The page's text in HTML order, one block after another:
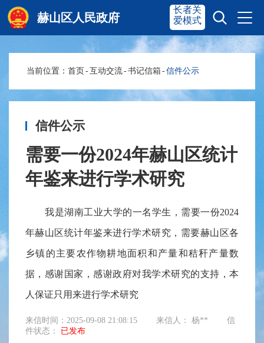
赫山区人民政府
赫山首页 奋进赫山
政务要闻
信息公开 政务服务
互动交流
长者关
爱模式
当前位置： 首页 -互动交流-书记信箱-信件公示
信件公示
需要一份2024年赫山区统计
年鉴来进行学术研究
我是湖南工业大学的一名学生，需要一份2024
年赫山区统计年鉴来进行学术研究，需要赫山区各
乡镇的主要农作物耕地面积和产量和秸秆产量数
据，感谢国家，感谢政府对我学术研究的支持，本
人保证只用来进行学术研究
来信时间：2025-09-08 21:08:15 来信人： 杨**
信
件状态： 已发布